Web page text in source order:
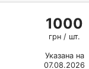
1000
грн / шт.
Указана на
07.08.2026